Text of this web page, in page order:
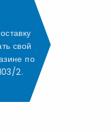
свой
по
2.